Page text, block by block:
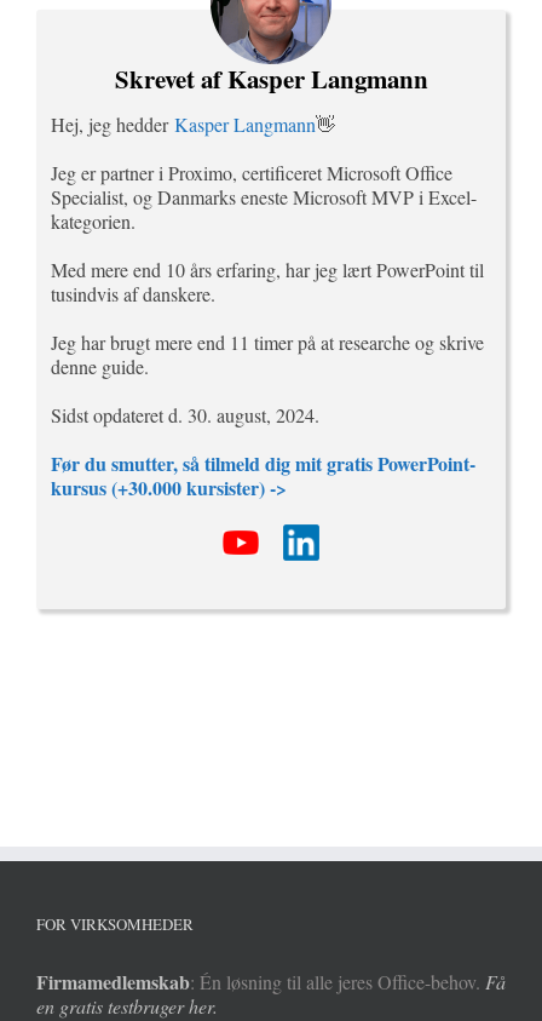
Skrevet af Kasper Langmann
Hej, jeg hedderKasper Langmann👋
Jeg er partner i Proximo, certificeret Microsoft Office
Specialist, og Danmarks eneste Microsoft MVP i Excel-
kategorien.
Med mere end 10 års erfaring, har jeg lært PowerPoint til
tusindvis af danskere.
Jeg har brugt mere end 11 timer på at researche og skrive
denne guide.
Sidst opdateret d. 30. august, 2024.
Før du smutter, så tilmeld dig mit gratis PowerPoint-
kursus (+30.000 kursister) ->
FOR VIRKSOMHEDER
Firmamedlemskab: Én løsning til alle jeres Office-behov. Få
en gratis testbruger her.